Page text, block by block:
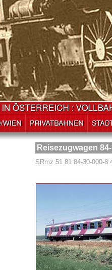
Reisezugwagen
SRmz 51 81 84-30-000-8